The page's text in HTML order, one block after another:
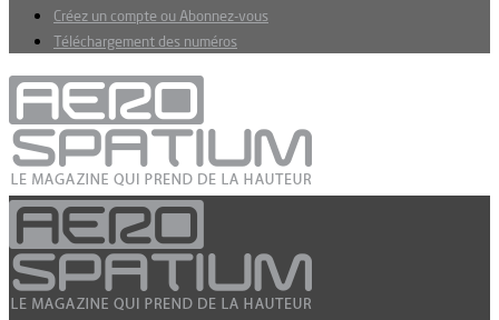
Créez un compte ou Abonnez-vous
Téléchargement des numéros